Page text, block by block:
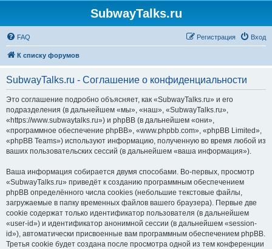
SubwayTalks.ru
FAQ Вход
Регистрация
К списку форумов
SubwayTalks.ru - Соглашение о конфиденциальности
Это соглашение подробно объясняет, как «SubwayTalks.ru» и его
подразделения (в дальнейшем «мы», «наш», «SubwayTalks.ru»,
«https://www.subwaytalks.ru») и phpBB (в дальнейшем «они»,
«программное обеспечение phpBB», «www.phpbb.com», «phpBB Limited»,
«phpBB Teams») используют информацию, полученную во время любой из
ваших пользовательских сессий (в дальнейшем «ваша информация»).
Ваша информация собирается двумя способами. Во-первых, просмотр
«SubwayTalks.ru» приведёт к созданию программным обеспечением
phpBB определённого числа cookies (небольшие текстовые файлы,
загружаемые в папку временных файлов вашего браузера). Первые две
cookie содержат только идентификатор пользователя (в дальнейшем
«user-id») и идентификатор анонимной сессии (в дальнейшем «session-
id»), автоматически присвоенные вам программным обеспечением phpBB.
Третья cookie будет создана после просмотра одной из тем конференции